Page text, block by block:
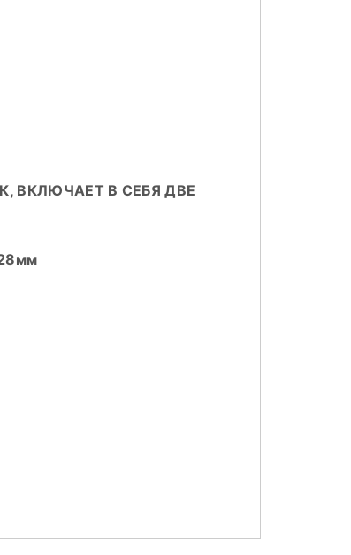
ВКЛЮЧАЕТ В СЕБЯ ДВЕ